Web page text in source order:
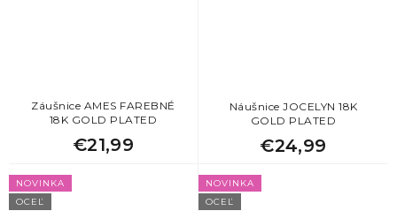
Záušnice AMES FAREBNÉ
18K GOLD PLATED
€21,99
Náušnice JOCELYN 18K
GOLD PLATED
€24,99
NOVINKA
OCEĽ
NOVINKA
OCEĽ